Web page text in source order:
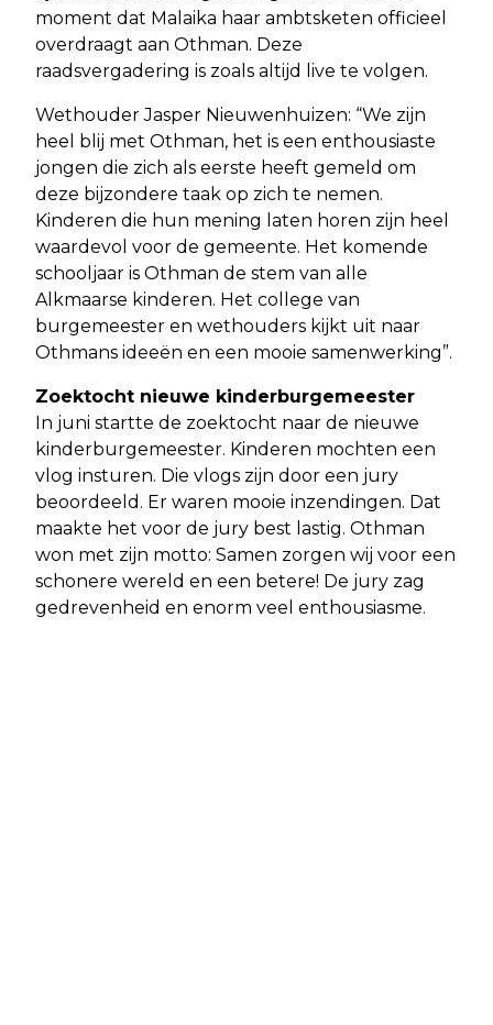
moment dat Malaika haar ambtsketen officieel
overdraagt aan Othman. Deze
raadsvergadering is zoals altijd live te volgen.
Wethouder Jasper Nieuwenhuizen: “We zijn
heel blij met Othman, het is een enthousiaste
jongen die zich als eerste heeft gemeld om
deze bijzondere taak op zich te nemen.
Kinderen die hun mening laten horen zijn heel
waardevol voor de gemeente. Het komende
schooljaar is Othman de stem van alle
Alkmaarse kinderen. Het college van
burgemeester en wethouders kijkt uit naar
Othmans ideeën en een mooie samenwerking”.
Zoektocht nieuwe kinderburgemeester
In juni startte de zoektocht naar de nieuwe
kinderburgemeester. Kinderen mochten een
vlog insturen. Die vlogs zijn door een jury
beoordeeld. Er waren mooie inzendingen. Dat
maakte het voor de jury best lastig. Othman
won met zijn motto: Samen zorgen wij voor een
schonere wereld en een betere! De jury zag
gedrevenheid en enorm veel enthousiasme.